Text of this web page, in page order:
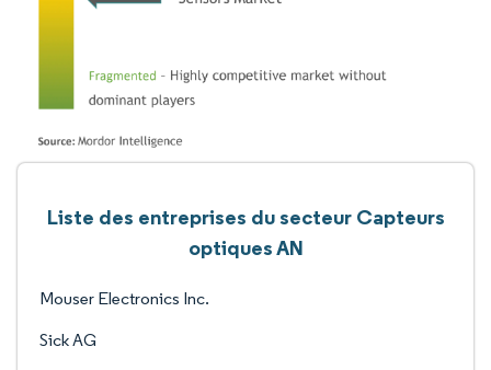
Liste des entreprises du secteur Capteurs
optiques AN
Mouser Electronics Inc.
Sick AG